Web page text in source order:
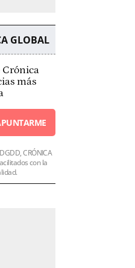
GLOBAL
Crónica
más
CRÓNICA
con la